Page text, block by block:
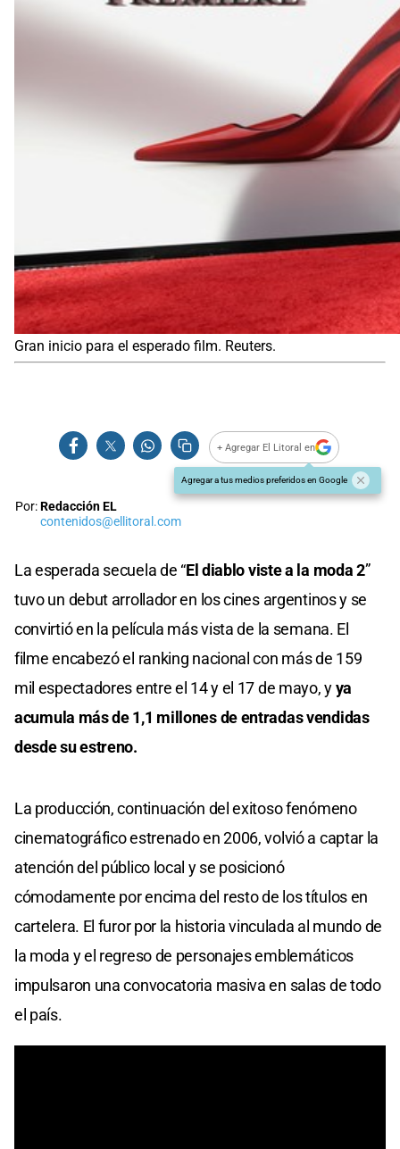
Gran inicio para el esperado film. Reuters.
+ Agregar El Litoral en
Agregar a tus medios preferidos en Google
Por:Redacción EL
contenidos@ellitoral.com
La esperada secuela de “El diablo viste a la moda 2”
tuvo un debut arrollador en los cines argentinos y se
convirtió en la película más vista de la semana. El
filme encabezó el ranking nacional con más de 159
mil espectadores entre el 14 y el 17 de mayo, yya
acumula más de 1,1 millones de entradas vendidas
desde su estreno.
La producción, continuación del exitoso fenómeno
cinematográfico estrenado en 2006, volvió a captar la
atención del público local y se posicionó
cómodamente por encima del resto de los títulos en
cartelera. El furor por la historia vinculada al mundo de
la moda y el regreso de personajes emblemáticos
impulsaron una convocatoria masiva en salas de todo
el país.